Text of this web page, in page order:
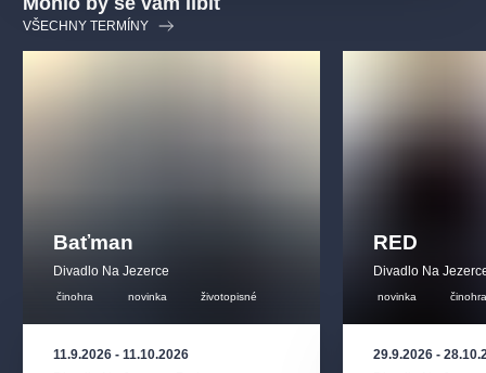
Petr Čtvrtníček
Role: Jakub, hospodský
Role: Kristián
VŠECHNY TERMÍNY
Baťman
Divadlo Na Jezerce
činohra novinka životopisné
11.9.2026 - 11.10.2026
RED
Divadlo Na
novinka
29.9.2026 -